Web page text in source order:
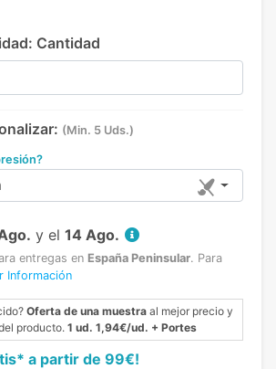
Cantidad
(Min. 5 Uds.)
y el 14 Ago.
entregas en España Peninsular. Para
Información
Oferta de una muestra al mejor precio y
producto. 1 ud. 1,94€/ud. + Portes
a partir de 99€!